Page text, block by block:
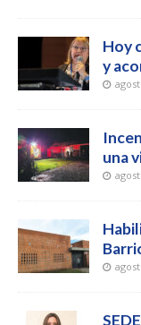
Hoy
y
una